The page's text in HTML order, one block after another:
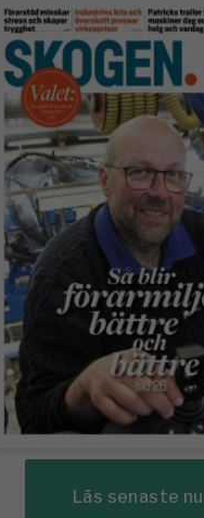
Läs senaste